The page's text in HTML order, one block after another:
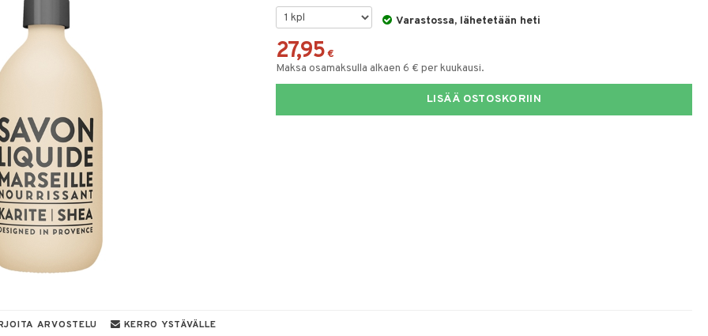
Varastossa, lähetetään heti
27,95 €
Maksa osamaksulla alkaen 6 € per kuukausi.
LISÄÄ OSTOSKORIIN
ARVOSTELU KERRO YSTÄVÄLLE